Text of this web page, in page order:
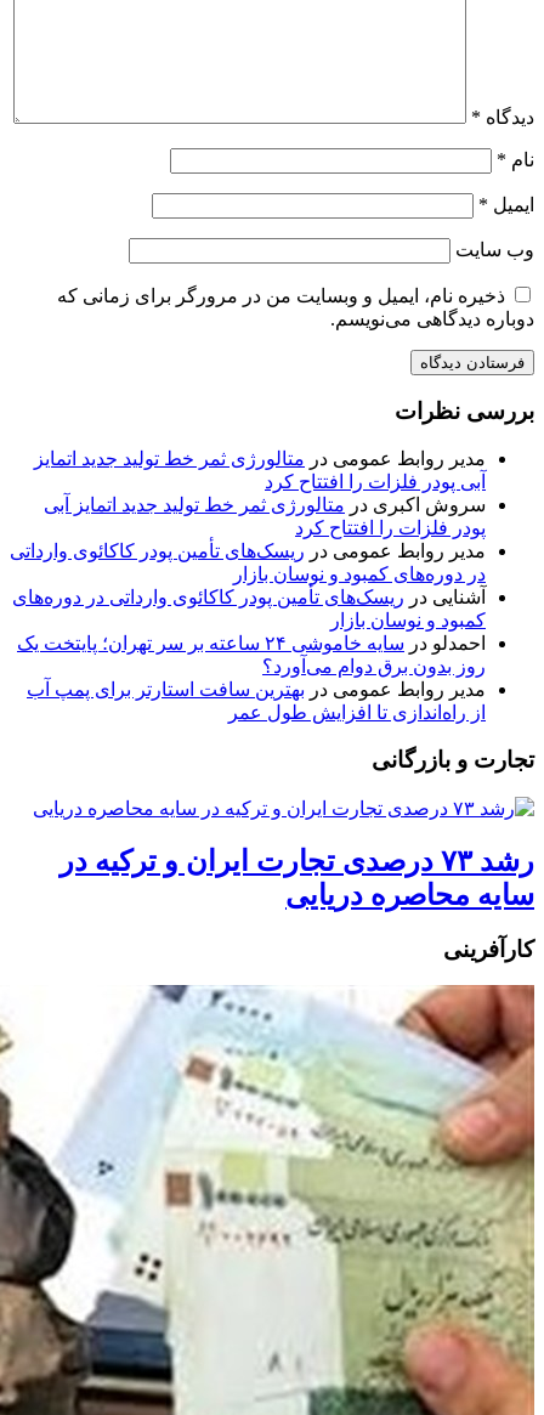
دیدگاه *
نام *
ایمیل *
وب‌ سایت
ذخیره نام، ایمیل و وبسایت من در مرورگر برای زمانی که
دوباره دیدگاهی می‌نویسم.
بررسی نظرات
مدیر روابط عمومی در متالورژی ثمر خط تولید جدید اتمایز
آبی پودر فلزات را افتتاح کرد
سروش اکبری در متالورژی ثمر خط تولید جدید اتمایز آبی
پودر فلزات را افتتاح کرد
مدیر روابط عمومی در ریسک‌های تأمین پودر کاکائوی وارداتی
در دوره‌های کمبود و نوسان بازار
آشنایی در ریسک‌های تأمین پودر کاکائوی وارداتی در دوره‌های
کمبود و نوسان بازار
احمدلو در
سایه خاموشی ۲۴ ساعته بر سر تهران؛ پایتخت یک
روز بدون برق دوام می‌آورد؟
مدیر روابط عمومی در بهترین سافت استارتر برای پمپ آب
از راه‌اندازی تا افزایش طول عمر
تجارت و بازرگانی
رشد ۷۳ درصدی تجارت ایران و ترکیه در
سایه محاصره دریایی
کارآفرینی